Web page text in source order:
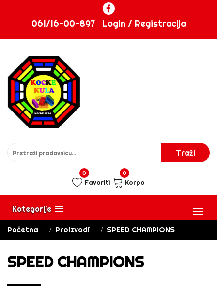
061/16-00-897 Login / Registracija
0
Favoriti
0
Korpa
Kategorije
Početna Proizvodi SPEED CHAMPIONS
SPEED CHAMPIONS